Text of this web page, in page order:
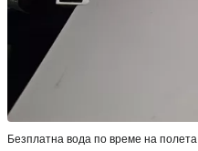
Безплатна вода по време на полета